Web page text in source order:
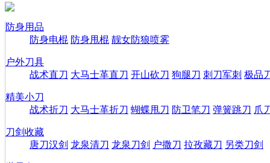
防身用品
防身电棍 防身甩棍 靓女防狼喷雾
户外刀具
战术直刀 大马士革直刀 开山砍刀 狗腿刀 刺刀军刺 极品
精美小刀
战术折刀 大马士革折刀 蝴蝶甩刀 防卫笔刀 弹簧跳刀 爪
刀剑收藏
唐刀汉剑 龙泉清刀 龙泉刀剑 户撒刀 拉孜藏刀 另类刀剑